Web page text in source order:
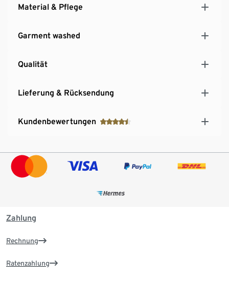
Material & Pflege
Garment washed
Qualität
Lieferung & Rücksendung
Kundenbewertungen
Zahlung
Rechnung
Ratenzahlung